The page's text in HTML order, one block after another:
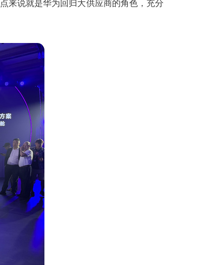
来说就是华为回归大供应商的角色，充分